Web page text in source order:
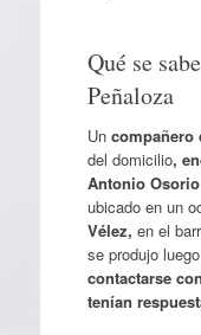
Qué se
Peñaloza
Un compañero
del domicilio,
Antonio
ubicado en un
Vélez, en el
se produjo
contactarse
tenían